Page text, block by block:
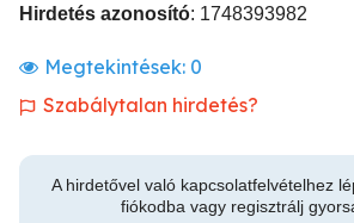
Hirdetés azonosító: 1748393982
Megtekintések: 0
Szabálytalan hirdetés?
A hirdetővel való kapcsolatfelvételhez
fiókodba vagy regisztrálj